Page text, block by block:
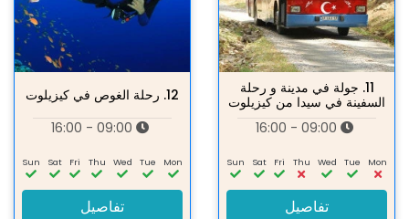
11. جولة في مدينة و رحلة
السفينة في سيدا من كيزيلوت
Mon
Tue
Wed
Thu
Fri
Sat
Sun
تفاصيل
12. رحلة الغوص في كيزيلوت
Mon
Tue
Wed
Thu
Fri
Sat
Sun
تفاصيل